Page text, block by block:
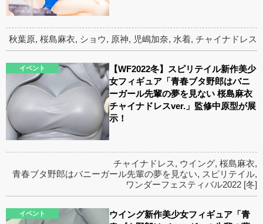
秋葉原, 桜島麻衣, ショウ, 原神, 児嶋加奈, 水着, チャイナドレス
イベント
【WF2022冬】スピリテイル新作美少
女フィギュア「青春ブタ野郎はバニ
ーガール先輩の夢を見ない 桜島麻衣
チャイナドレスver.」監修中原型が展
示！
チャイナドレス, ウイング, 桜島麻衣,
青春ブタ野郎はバニーガール先輩の夢を見ない, スピリテイル,
ワンダーフェスティバル2022 [冬]
イベント
ウイング新作美少女フィギュア「青